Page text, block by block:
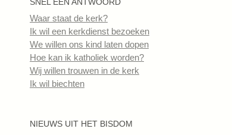
Waar staat de kerk?
Ik wil een kerkdienst bezoeken
We willen ons kind laten dopen
Hoe kan ik katholiek worden?
Wij willen trouwen in de kerk
Ik wil biechten
NIEUWS UIT HET BISDOM